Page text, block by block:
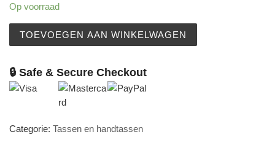
Op voorraad
TOEVOEGEN AAN WINKELWAGEN
🔒 Safe & Secure Checkout
Categorie: Tassen en handtassen